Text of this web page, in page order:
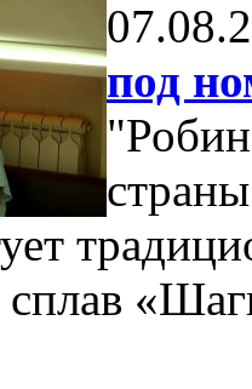
под